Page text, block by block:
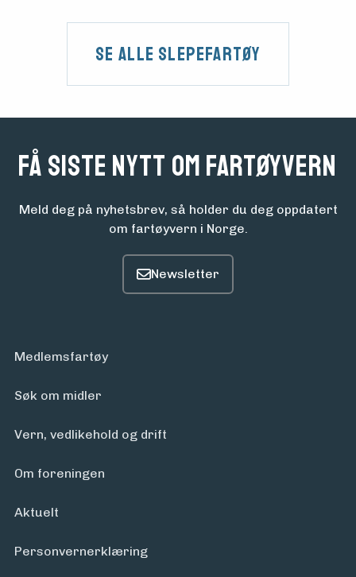
Se alle Slepefartøy
Få siste nytt om fartøyvern
Meld deg på nyhetsbrev, så holder du deg oppdatert
om fartøyvern i Norge.
Medlemsfartøy
Søk om midler
Vern, vedlikehold og drift
Om foreningen
Aktuelt
Personvern­erklæring